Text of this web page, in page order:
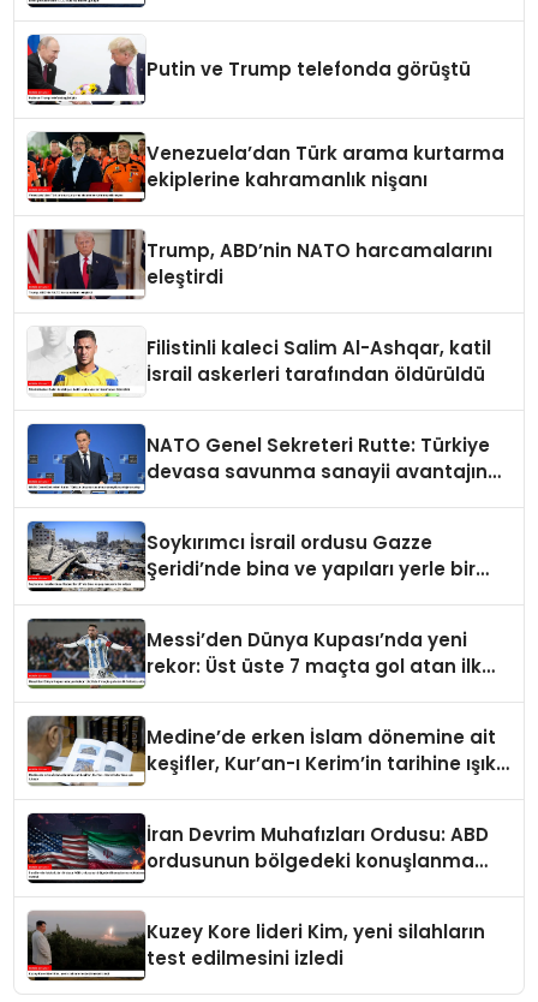
Putin ve Trump telefonda görüştü
Venezuela’dan Türk arama kurtarma
ekiplerine kahramanlık nişanı
Trump, ABD’nin NATO harcamalarını
eleştirdi
Filistinli kaleci Salim Al-Ashqar, katil
İsrail askerleri tarafından öldürüldü
NATO Genel Sekreteri Rutte: Türkiye
devasa savunma sanayii avantajına
Soykırımcı İsrail ordusu Gazze
Şeridi’nde bina ve yapıları yerle bir
Messi’den Dünya Kupası’nda yeni
rekor: Üst üste 7 maçta gol atan ilk
Medine’de erken İslam dönemine ait
keşifler, Kur’an-ı Kerim’in tarihine ışık
İran Devrim Muhafızları Ordusu: ABD
ordusunun bölgedeki konuşlanma
Kuzey Kore lideri Kim, yeni silahların
test edilmesini izledi